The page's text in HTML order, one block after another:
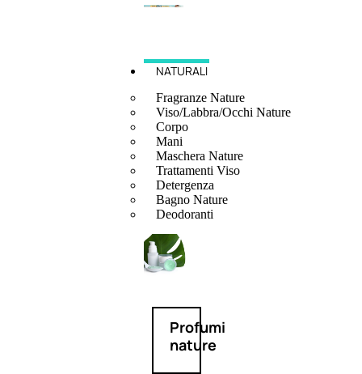
NATURALI
Fragranze Nature
Viso/Labbra/Occhi Nature
Corpo
Mani
Maschera Nature
Trattamenti Viso
Detergenza
Bagno Nature
Deodoranti
Profumi
nature